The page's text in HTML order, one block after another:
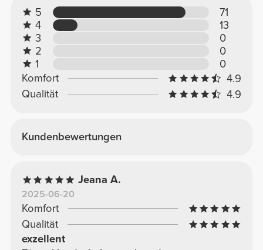
5
71
4
13
3
0
2
0
1
0
Komfort
4.9
Qualität
4.9
Kundenbewertungen
Jeana A.
2025-06-20
Komfort
Qualität
exzellent